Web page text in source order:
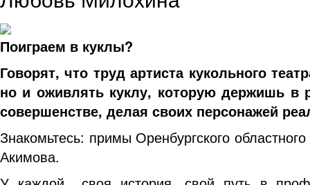
Поиграем в куклы?
Говорят, что труд артиста кукольного
но и оживлять куклу, которую держишь в
совершенстве, делая своих персонажей
Знакомьтесь: примы Оренбургского
Акимова.